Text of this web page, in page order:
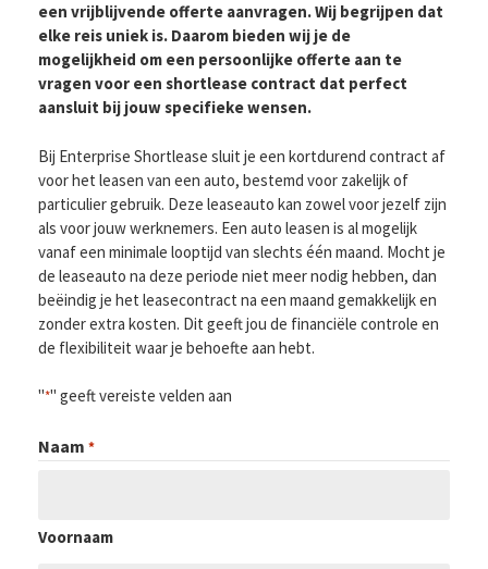
een vrijblijvende offerte aanvragen. Wij begrijpen dat
elke reis uniek is. Daarom bieden wij je de
mogelijkheid om een persoonlijke offerte aan te
vragen voor een shortlease contract dat perfect
aansluit bij jouw specifieke wensen.
Bij Enterprise Shortlease sluit je een kortdurend contract af
voor het leasen van een auto, bestemd voor zakelijk of
particulier gebruik. Deze leaseauto kan zowel voor jezelf zijn
als voor jouw werknemers. Een auto leasen is al mogelijk
vanaf een minimale looptijd van slechts één maand. Mocht je
de leaseauto na deze periode niet meer nodig hebben, dan
beëindig je het leasecontract na een maand gemakkelijk en
zonder extra kosten. Dit geeft jou de financiële controle en
de flexibiliteit waar je behoefte aan hebt.
"*" geeft vereiste velden aan
Naam *
Voornaam